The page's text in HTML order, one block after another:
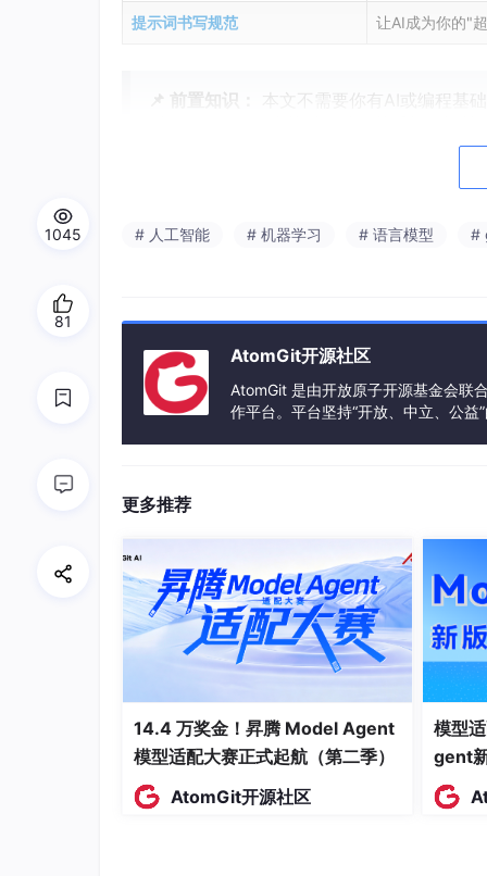
提示词书写规范 让AI成为你的"
📌 前置知识：
本文不需要你有AI或编程基
一、📚 大模型名词科普：看懂AI圈的"
1.1 🤖 基础模型类：理解AI的"本体"
**LLM（Large Language
1.2 ⚙️ 核心技术类：大模型如何"思
**Transformer架构**
**Token（令牌）**
**Embedding（嵌入）**
**Vector Database（向量
**RAG（Retrieval-
**Fine-tuning（微调）**
**Pre-training（预训练）**
# 人工智能 # 机器学习 # 语言模型 #
AtomGit开源社区
AtomGit 是由开放原子开源基金会联
作平台。平台坚持“开放、中立、公
更多推荐
14.4 万奖金！昇腾 Model Agent
模型适配大赛正式起航（第二季）
AtomGit开源社区
模型
gent
1045
81